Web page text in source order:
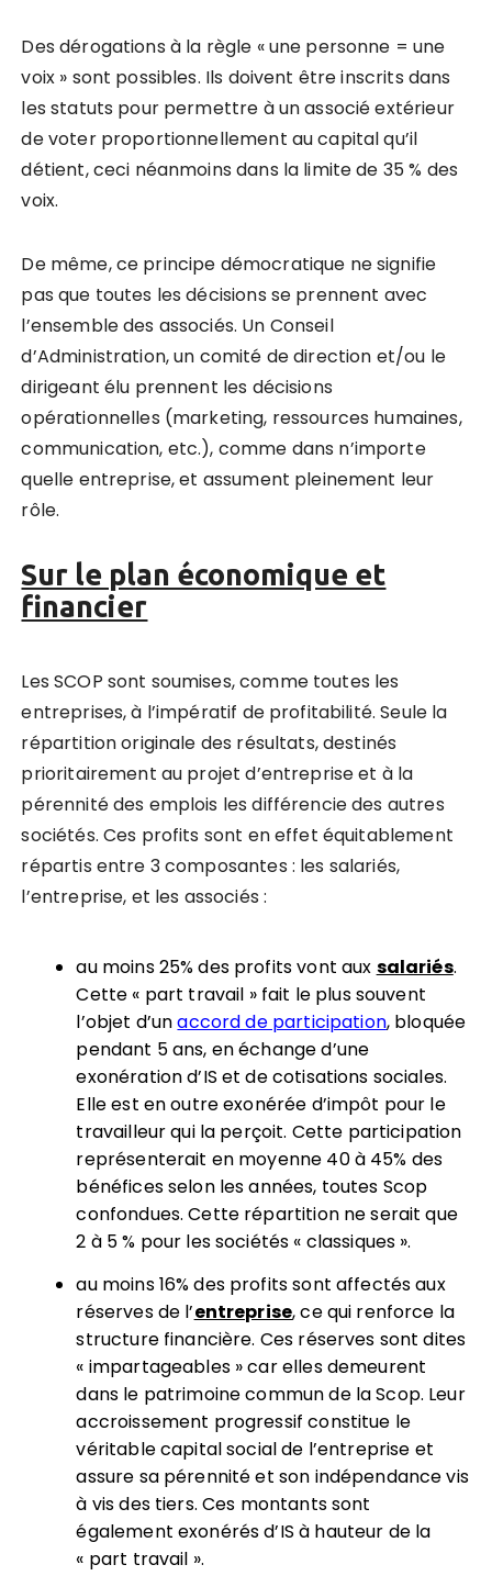
Des dérogations à la règle « une personne = une
voix » sont possibles. Ils doivent être inscrits dans
les statuts pour permettre à un associé extérieur
de voter proportionnellement au capital qu’il
détient, ceci néanmoins dans la limite de 35 % des
voix.
De même, ce principe démocratique ne signifie
pas que toutes les décisions se prennent avec
l’ensemble des associés. Un Conseil
d’Administration, un comité de direction et/ou le
dirigeant élu prennent les décisions
opérationnelles (marketing, ressources humaines,
communication, etc.), comme dans n’importe
quelle entreprise, et assument pleinement leur
rôle.
Sur le plan économique et
financier
Les SCOP sont soumises, comme toutes les
entreprises, à l’impératif de profitabilité. Seule la
répartition originale des résultats, destinés
prioritairement au projet d’entreprise et à la
pérennité des emplois les différencie des autres
sociétés. Ces profits sont en effet équitablement
répartis entre 3 composantes : les salariés,
l’entreprise, et les associés :
au moins 25% des profits vont aux salariés.
Cette « part travail » fait le plus souvent
l’objet d’unaccord de participation, bloquée
pendant 5 ans, en échange d’une
exonération d’IS et de cotisations sociales.
Elle est en outre exonérée d’impôt pour le
travailleur qui la perçoit. Cette participation
représenterait en moyenne 40 à 45% des
bénéfices selon les années, toutes Scop
confondues. Cette répartition ne serait que
2 à 5 % pour les sociétés « classiques ».
au moins 16% des profits sont affectés aux
réserves de l’entreprise, ce qui renforce la
structure financière. Ces réserves sont dites
« impartageables » car elles demeurent
dans le patrimoine commun de la Scop. Leur
accroissement progressif constitue le
véritable capital social de l’entreprise et
assure sa pérennité et son indépendance vis
à vis des tiers. Ces montants sont
également exonérés d’IS à hauteur de la
« part travail ».